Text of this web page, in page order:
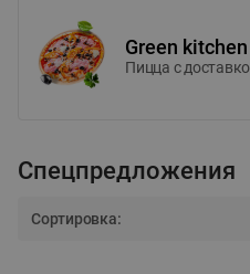
Green kitchen
Пицца c
Спецпредложения
Сортировка: